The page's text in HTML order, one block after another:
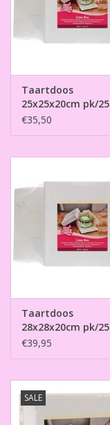
Taartdoos
25x25x20cm pk/25
€35,50
Taartdoos
28x28x20cm pk/25
€39,95
SALE